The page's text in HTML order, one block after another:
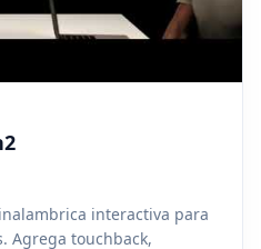
interactiva para
Agrega touchback,